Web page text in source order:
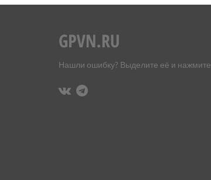
Нашли ошибку? Выделите её и нажмите